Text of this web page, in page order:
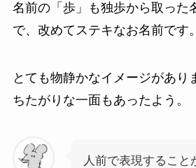
名前の「歩」も独歩から取った
で、改めてステキなお名前です。
とても物静かなイメージがあり
ちたがりな一面もあったよう。
人前で表現すること